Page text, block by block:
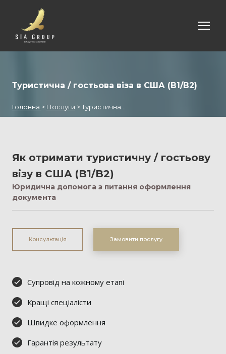
Туристична / гостьова віза в США (B1/B2)
Головна > Послуги > Туристична...
Як отримати туристичну / гостьову
візу в США (B1/B2)
Юридична допомога з питання оформлення
документа
Консультація Замовити послугу
Супровід на кожному етапі
Кращі спеціалісти
Швидке оформлення
Гарантія результату